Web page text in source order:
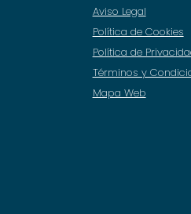
Aviso Legal
Política de Cookies
Política de
Términos y
Mapa Web